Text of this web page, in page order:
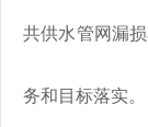
共供水管网漏
务和目标落实。